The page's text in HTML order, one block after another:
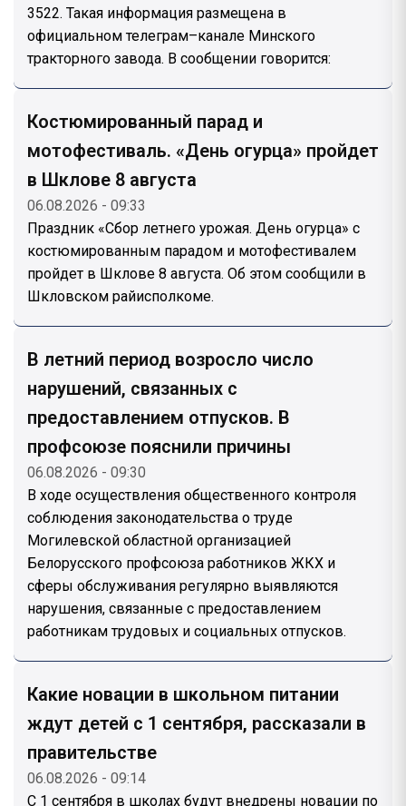
3522. Такая информация размещена в
официальном телеграм–канале Минского
тракторного завода. В сообщении говорится:
Костюмированный парад и
мотофестиваль. «День огурца» пройдет
в Шклове 8 августа
06.08.2026 - 09:33
Праздник «Сбор летнего урожая. День огурца» с
костюмированным парадом и мотофестивалем
пройдет в Шклове 8 августа. Об этом сообщили в
Шкловском райисполкоме.
В летний период возросло число
нарушений, связанных с
предоставлением отпусков. В
профсоюзе пояснили причины
06.08.2026 - 09:30
В ходе осуществления общественного контроля
соблюдения законодательства о труде
Могилевской областной организацией
Белорусского профсоюза работников ЖКХ и
сферы обслуживания регулярно выявляются
нарушения, связанные с предоставлением
работникам трудовых и социальных отпусков.
Какие новации в школьном питании
ждут детей с 1 сентября, рассказали в
правительстве
06.08.2026 - 09:14
С 1 сентября в школах будут внедрены новации по